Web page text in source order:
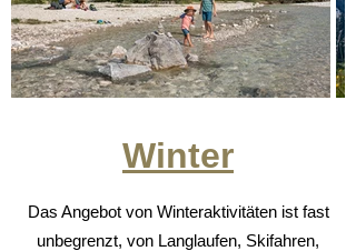
Winter
Das Angebot von Winteraktivitäten ist fast
unbegrenzt, von Langlaufen, Skifahren,